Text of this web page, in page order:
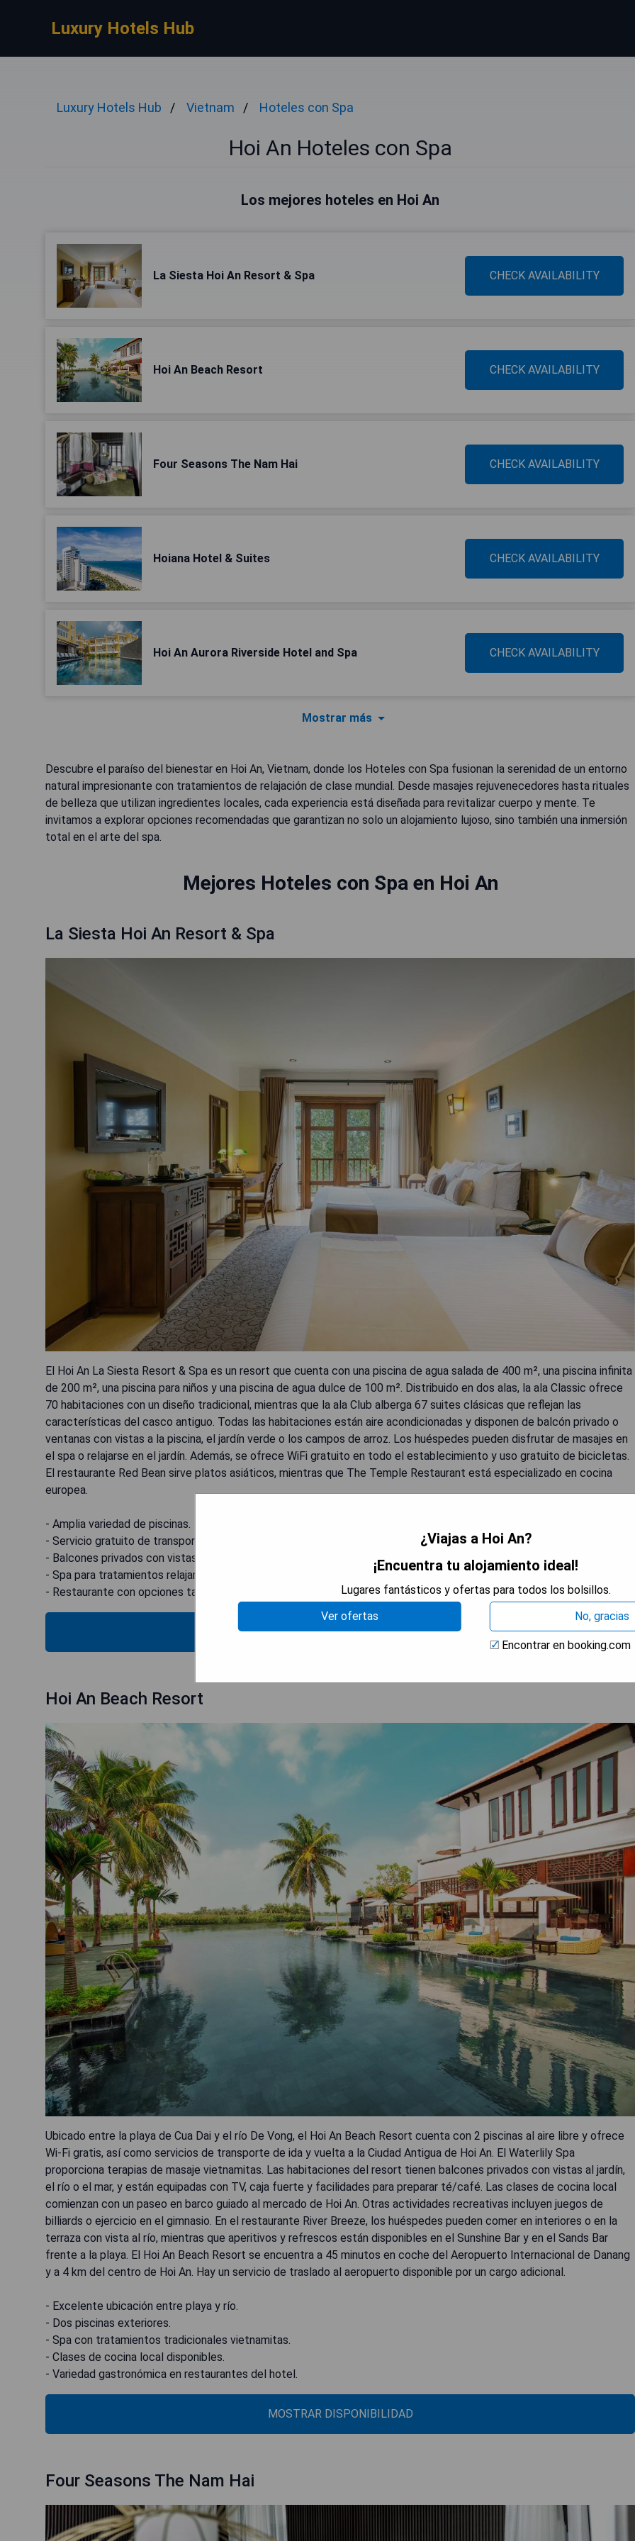
Luxury Hotels Hub
Luxury Hotels Hub Vietnam Hoteles con Spa
Hoi An Hoteles con Spa
Los mejores hoteles en Hoi An
La Siesta Hoi An Resort & Spa CHECK AVAILABILITY
Hoi An Beach Resort CHECK AVAILABILITY
Four Seasons The Nam Hai CHECK AVAILABILITY
Hoiana Hotel & Suites CHECK AVAILABILITY
Hoi An Aurora Riverside Hotel and Spa CHECK AVAILABILITY
Mostrar más
Descubre el paraíso del bienestar en Hoi An, Vietnam, donde los Hoteles con Spa fusionan la serenidad de un entorno
natural impresionante con tratamientos de relajación de clase mundial. Desde masajes rejuvenecedores hasta rituales
de belleza que utilizan ingredientes locales, cada experiencia está diseñada para revitalizar cuerpo y mente. Te
invitamos a explorar opciones recomendadas que garantizan no solo un alojamiento lujoso, sino también una inmersión
total en el arte del spa.
Mejores Hoteles con Spa en Hoi An
La Siesta Hoi An Resort & Spa
El Hoi An La Siesta Resort & Spa es un resort que cuenta con una piscina de agua salada de 400 m², una piscina infinita
de 200 m², una piscina para niños y una piscina de agua dulce de 100 m². Distribuido en dos alas, la ala Classic ofrece
70 habitaciones con un diseño tradicional, mientras que la ala Club alberga 67 suites clásicas que reflejan las
características del casco antiguo. Todas las habitaciones están aire acondicionadas y disponen de balcón privado o
ventanas con vistas a la piscina, el jardín verde o los campos de arroz. Los huéspedes pueden disfrutar de masajes en
el spa o relajarse en el jardín. Además, se ofrece WiFi gratuito en todo el establecimiento y uso gratuito de bicicletas.
El restaurante Red Bean sirve platos asiáticos, mientras que The Temple Restaurant está especializado en cocina
europea.
- Amplia variedad de piscinas.
- Servicio gratuito de transporte al casco antiguo y a la playa An Bang.
- Balcones privados con vistas.
- Spa para tratamientos relajantes.
- Restaurante con opciones tanto asiáticas como europeas.
MOSTRAR DISPONIBILIDAD
Hoi An Beach Resort
Ubicado entre la playa de Cua Dai y el río De Vong, el Hoi An Beach Resort cuenta con 2 piscinas al aire libre y ofrece
Wi-Fi gratis, así como servicios de transporte de ida y vuelta a la Ciudad Antigua de Hoi An. El Waterlily Spa
proporciona terapias de masaje vietnamitas. Las habitaciones del resort tienen balcones privados con vistas al jardín,
el río o el mar, y están equipadas con TV, caja fuerte y facilidades para preparar té/café. Las clases de cocina local
comienzan con un paseo en barco guiado al mercado de Hoi An. Otras actividades recreativas incluyen juegos de
billiards o ejercicio en el gimnasio. En el restaurante River Breeze, los huéspedes pueden comer en interiores o en la
terraza con vista al río, mientras que aperitivos y refrescos están disponibles en el Sunshine Bar y en el Sands Bar
frente a la playa. El Hoi An Beach Resort se encuentra a 45 minutos en coche del Aeropuerto Internacional de Danang
y a 4 km del centro de Hoi An. Hay un servicio de traslado al aeropuerto disponible por un cargo adicional.
- Excelente ubicación entre playa y río.
- Dos piscinas exteriores.
- Spa con tratamientos tradicionales vietnamitas.
- Clases de cocina local disponibles.
- Variedad gastronómica en restaurantes del hotel.
MOSTRAR DISPONIBILIDAD
Four Seasons The Nam Hai
¿Viajas a Hoi An?
¡Encuentra tu alojamiento ideal!
Lugares fantásticos y ofertas para todos los bolsillos.
Ver ofertas
No, gracias
Encontrar en booking.com